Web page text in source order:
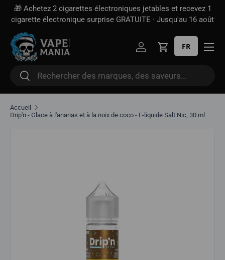
Aller directement au contenu
🎁 Achetez 2 cigarettes électroniques jetables et recevez 1
cigarette électronique surprise GRATUITE · Jusqu'au 16 août
Rechercher
Rechercher
Se connecter
Panier
FR
Accueil
Drip'n - Glace à l'ananas et à la noix de coco - E-liquide Salt Nic, 30 ml